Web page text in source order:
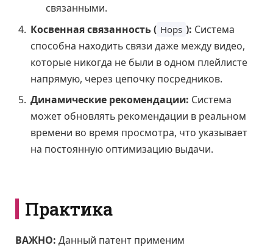
связанными.
Косвенная связанность ( Hops ): Система
способна находить связи даже между видео,
которые никогда не были в одном плейлисте
напрямую, через цепочку посредников.
Динамические рекомендации: Система
может обновлять рекомендации в реальном
времени во время просмотра, что указывает
на постоянную оптимизацию выдачи.
Практика
ВАЖНО: Данный патент применим